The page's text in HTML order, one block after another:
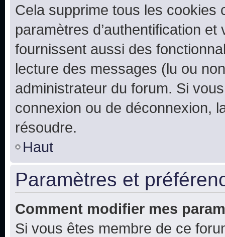
Cela supprime tous les cookies
paramètres d’authentification
fournissent aussi des
lecture des messages (lu ou
administrateur du forum. Si
connexion ou de déconnexion,
résoudre.
Haut
Paramètres et
Comment modifier mes
Si vous êtes membre de ce